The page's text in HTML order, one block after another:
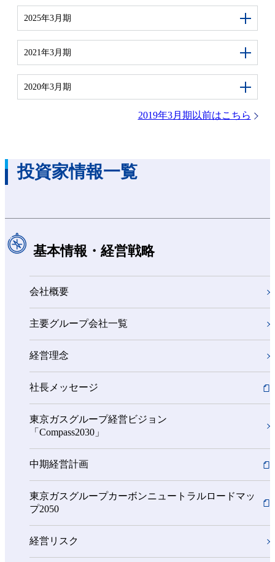
2025年3月期
2021年3月期
2020年3月期
2019年3月期以前はこちら
投資家情報一覧
基本情報・経営戦略
会社概要
主要グループ会社一覧
経営理念
社長メッセージ
東京ガスグループ経営ビジョン
「Compass2030」
中期経営計画
東京ガスグループカーボンニュートラルロードマッ
プ2050
経営リスク